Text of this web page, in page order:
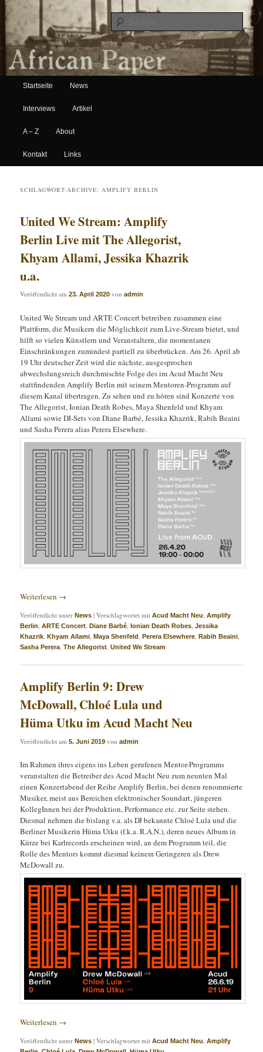
African Paper
Hauptmenü
Zum Inhalt wechseln
Zum sekundären Inhalt wechseln
Startseite News
Interviews Artikel
A – Z About
Kontakt Links
SCHLAGWORT-ARCHIVE:AMPLIFY BERLIN
United We Stream: Amplify
Berlin Live mit The Allegorist,
Khyam Allami, Jessika Khazrik
u.a.
Veröffentlicht am23. April 2020 vonadmin
United We Stream und ARTE Concert betreiben zusammen eine
Plattform, die Musikern die Möglichkeit zum Live-Stream bietet, und
hilft so vielen Künstlern und Veranstaltern, die momentanen
Einschränkungen zumindest partiell zu überbrücken. Am 26. April ab
19 Uhr deutscher Zeit wird die nächste, ausgesprochen
abwechslungsreich durchmischte Folge des im Acud Macht Neu
stattfindenden Amplify Berlin mit seinem Mentoren-Programm auf
diesem Kanal übertragen. Zu sehen und zu hören sind Konzerte von
The Allegorist, Ionian Death Robes, Maya Shenfeld und Khyam
Allami sowie DJ-Sets von Diane Barbé, Jessika Khazrik, Rabih Beaini
und Sasha Perera alias Perera Elsewhere.
Weiterlesen →
Veröffentlicht unter News |Verschlagwortet mit Acud Macht Neu,Amplify
Berlin,ARTE Concert,Diane Barbé, Ionian Death Robes,Jessika
Khazrik,Khyam Allami,Maya Shenfeld,Perera Elsewhere,Rabih Beaini,
Sasha Perera,The Allegorist,United We Stream
Amplify Berlin 9: Drew
McDowall, Chloé Lula und
Hüma Utku im Acud Macht Neu
Veröffentlicht am5. Juni 2019 vonadmin
Im Rahmen ihres eigens ins Leben gerufenen Mentor-Programms
veranstalten die Betreiber des Acud Macht Neu zum neunten Mal
einen Konzertabend der Reihe Amplify Berlin, bei denen renommierte
Musiker, meist aus Bereichen elektronischer Soundart, jüngeren
KollegInnen bei der Produktion, Performance etc. zur Seite stehen.
Diesmal nehmen die bislang v.a. als DJ bekannte Chloé Lula und die
Berliner Musikerin Hüma Utku (f.k.a. R.A.N.), deren neues Album in
Kürze bei Karlrecords erscheinen wird, an dem Programm teil, die
Rolle des Mentors kommt diesmal keinem Geringeren als Drew
McDowall zu.
Weiterlesen →
Veröffentlicht unter News |Verschlagwortet mit Acud Macht Neu ,Amplify